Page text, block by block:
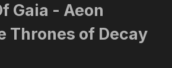
Gaia - Aeon
Thrones of Decay